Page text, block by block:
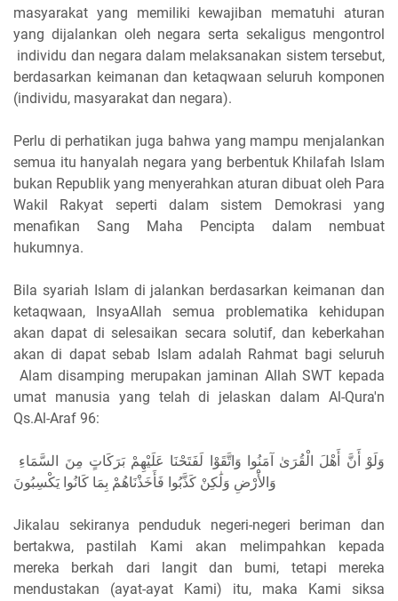
masyarakat yang memiliki kewajiban mematuhi aturan
yang dijalankan oleh negara serta sekaligus mengontrol
individu dan negara dalam melaksanakan sistem tersebut,
berdasarkan keimanan dan ketaqwaan seluruh komponen
(individu, masyarakat dan negara).
Perlu di perhatikan juga bahwa yang mampu menjalankan
semua itu hanyalah negara yang berbentuk Khilafah Islam
bukan Republik yang menyerahkan aturan dibuat oleh Para
Wakil Rakyat seperti dalam sistem Demokrasi yang
menafikan Sang Maha Pencipta dalam nembuat
hukumnya.
Bila syariah Islam di jalankan berdasarkan keimanan dan
ketaqwaan, InsyaAllah semua problematika kehidupan
akan dapat di selesaikan secara solutif, dan keberkahan
akan di dapat sebab Islam adalah Rahmat bagi seluruh
Alam disamping merupakan jaminan Allah SWT kepada
umat manusia yang telah di jelaskan dalam Al-Qura'n
Qs.Al-Araf 96:
ﻭَﺍﻷَْﺭْﺽِ ﻭَﻟَٰﻜِﻦْ ﻛَﺬَّﺑُﻮﺍ ﻓَﺄَﺧَﺬْﻧَﺎﻫُﻢْ ﺑِﻤَﺎ ﻛَﺎﻧُﻮﺍ ﻳَﻜْﺴِﺒُﻮﻥَ
Jikalau sekiranya penduduk negeri-negeri beriman dan
bertakwa, pastilah Kami akan melimpahkan kepada
mereka berkah dari langit dan bumi, tetapi mereka
mendustakan (ayat-ayat Kami) itu, maka Kami siksa